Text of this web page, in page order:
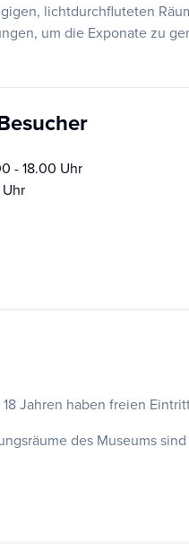
lichtdurchfluteten
um die Exponate zu
- 18.00 Uhr
Jahren haben freien
des Museums